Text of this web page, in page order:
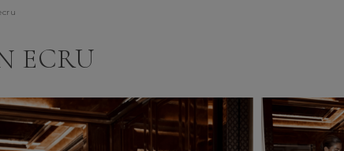
ECRU